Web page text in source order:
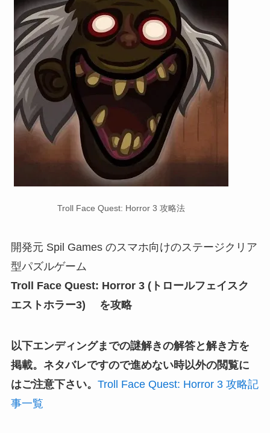
Troll Face Quest: Horror 3 攻略法
開発元 Spil Games のスマホ向けのステージクリア
型パズルゲーム
Troll Face Quest: Horror 3 (トロールフェイスク
エストホラー3) を攻略
以下エンディングまでの謎解きの解答と解き方を
掲載。ネタバレですので進めない時以外の閲覧に
はご注意下さい。 Troll Face Quest: Horror 3 攻略記
事一覧